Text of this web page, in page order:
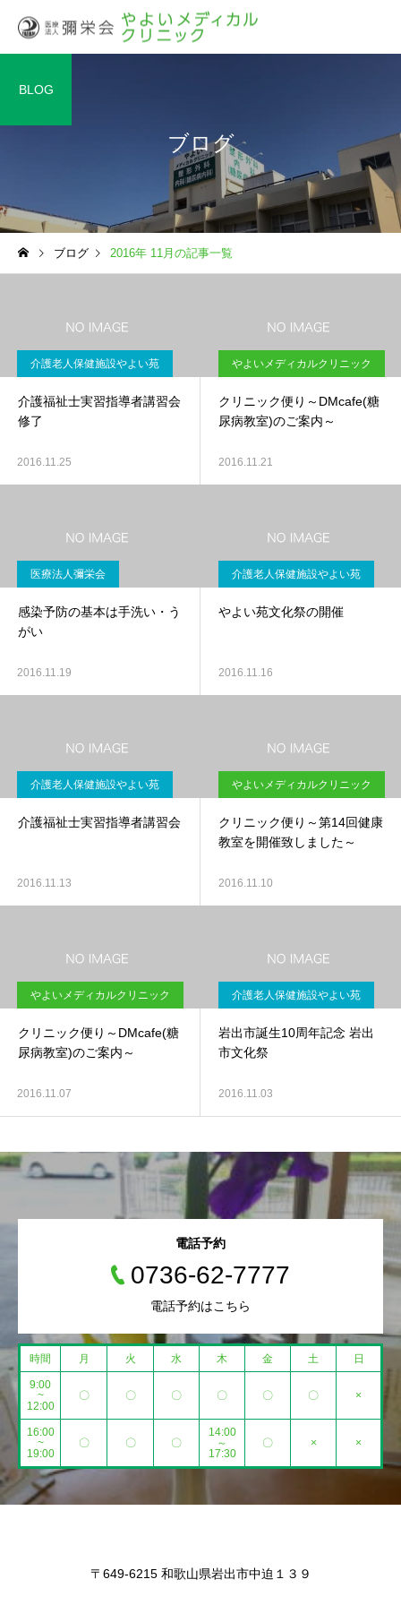
ブログ
BLOG
ブログ 2016年 11月の記事一覧
介護老人保健施設やよい苑
介護福祉士実習指導者講習会
修了
2016.11.25
やよいメディカルクリニック
クリニック便り～DMcafe(糖
尿病教室)のご案内～
2016.11.21
医療法人彌栄会
感染予防の基本は手洗い・う
がい
2016.11.19
介護老人保健施設やよい苑
やよい苑文化祭の開催
2016.11.16
介護老人保健施設やよい苑
介護福祉士実習指導者講習会
2016.11.13
やよいメディカルクリニック
クリニック便り～第14回健康
教室を開催致しました～
2016.11.10
やよいメディカルクリニック
クリニック便り～DMcafe(糖
尿病教室)のご案内～
2016.11.07
介護老人保健施設やよい苑
岩出市誕生10周年記念 岩出
市文化祭
2016.11.03
電話予約
0736-62-7777
電話予約はこちら
時間 月 火 水 木 金 土 日
9:00
~
12:00
〇 〇 〇 〇 〇 〇 ×
16:00
~
19:00
〇 〇 〇
14:00
～
17:30
〇 × ×
〒649-6215 和歌山県岩出市中迫１３９